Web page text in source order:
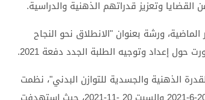
وتعزيز قدراتهم الذهنية والدراسية.
ورشة بعنوان "الانطلاق نحو النجاح
الذهنية والجسدية للتوازن البدني"، نظمت